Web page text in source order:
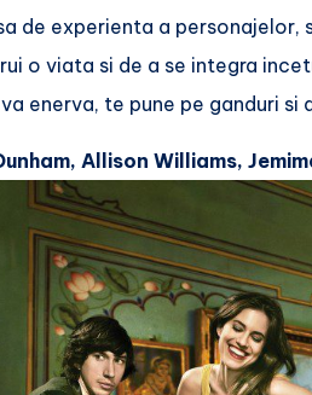
de experienta a
o viata si de a se integra
enerva, te pune pe ganduri
Allison Williams,